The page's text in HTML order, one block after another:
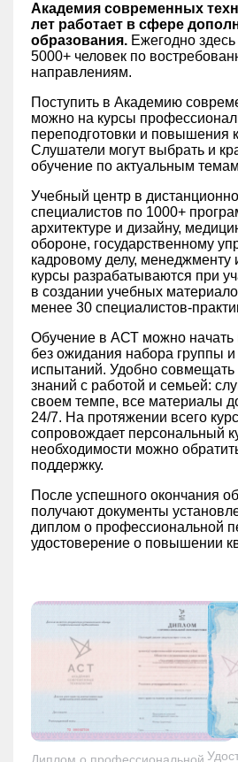
Академия современных
лет работает в сфере
образования. Ежегодно
5000+ человек по
направлениям.
Поступить в Академию
можно на курсы
переподготовки и повышения
Слушатели могут выбрать и
обучение по актуальным
Учебный центр в
специалистов по 1000+
архитектуре и дизайну,
обороне, государственному
кадровому делу, менеджменту
курсы разрабатываются при
в создании учебных
менее 30 специалистов-
Обучение в АСТ можно начать
без ожидания набора группы и
испытаний. Удобно
знаний с работой и семьей:
своем темпе, все материалы
24/7. На протяжении всего
сопровождает персональный
необходимости можно
поддержку.
После успешного окончания
получают документы
диплом о профессиональной
удостоверение о повышении